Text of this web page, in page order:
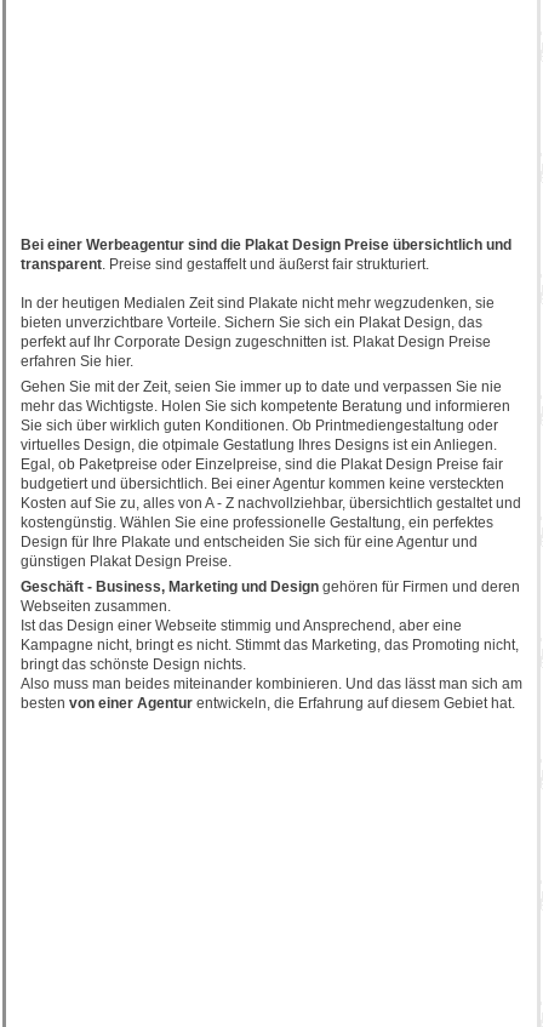
Bei einer Werbeagentur sind die Plakat Design Preise übersichtlich und
transparent. Preise sind gestaffelt und äußerst fair strukturiert.
In der heutigen Medialen Zeit sind Plakate nicht mehr wegzudenken, sie
bieten unverzichtbare Vorteile. Sichern Sie sich ein Plakat Design, das
perfekt auf Ihr Corporate Design zugeschnitten ist. Plakat Design Preise
erfahren Sie hier.
Gehen Sie mit der Zeit, seien Sie immer up to date und verpassen Sie nie
mehr das Wichtigste. Holen Sie sich kompetente Beratung und informieren
Sie sich über wirklich guten Konditionen. Ob Printmediengestaltung oder
virtuelles Design, die otpimale Gestatlung Ihres Designs ist ein Anliegen.
Egal, ob Paketpreise oder Einzelpreise, sind die Plakat Design Preise fair
budgetiert und übersichtlich. Bei einer Agentur kommen keine versteckten
Kosten auf Sie zu, alles von A - Z nachvollziehbar, übersichtlich gestaltet und
kostengünstig. Wählen Sie eine professionelle Gestaltung, ein perfektes
Design für Ihre Plakate und entscheiden Sie sich für eine Agentur und
günstigen Plakat Design Preise.
Geschäft - Business, Marketing und Design gehören für Firmen und deren
Webseiten zusammen.
Ist das Design einer Webseite stimmig und Ansprechend, aber eine
Kampagne nicht, bringt es nicht. Stimmt das Marketing, das Promoting nicht,
bringt das schönste Design nichts.
Also muss man beides miteinander kombinieren. Und das lässt man sich am
besten von einer Agentur entwickeln, die Erfahrung auf diesem Gebiet hat.